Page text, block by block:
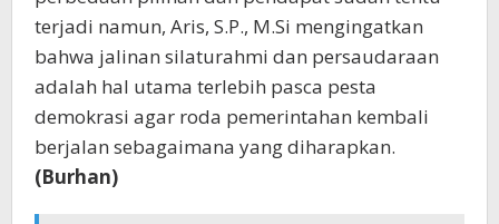
terjadi namun, Aris, S.P., M.Si mengingatkan
bahwa jalinan silaturahmi dan persaudaraan
adalah hal utama terlebih pasca pesta
demokrasi agar roda pemerintahan kembali
berjalan sebagaimana yang diharapkan.
(Burhan)